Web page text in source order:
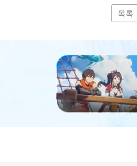
목록